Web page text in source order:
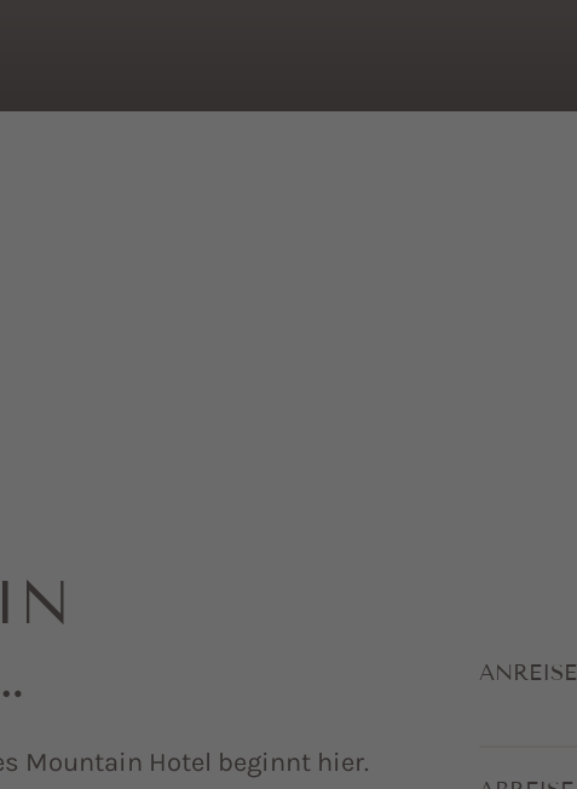
Mountain Hotel beginnt hier.
ANREISE